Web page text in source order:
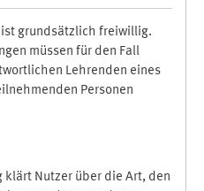
ist grundsätzlich freiwillig.
müssen für den Fall
Lehrenden eines
Personen
Nutzer über die Art, den